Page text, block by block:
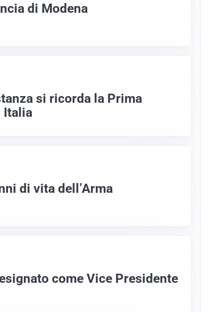
di Modena
si ricorda la Prima
Italia
di vita dell’Arma
come Vice Presidente